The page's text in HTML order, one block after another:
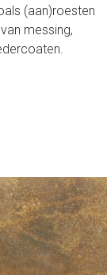
(aan)roesten
messing,